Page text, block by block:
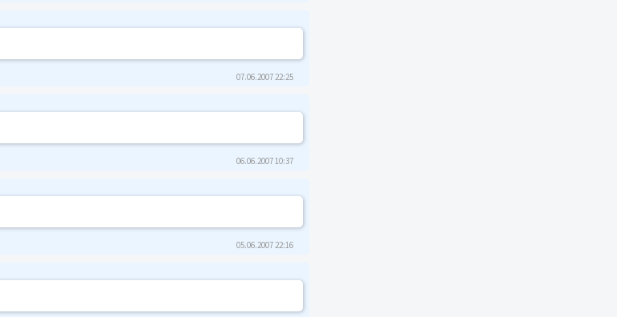
07.06.2007 22:25
06.06.2007 10:37
05.06.2007 22:16